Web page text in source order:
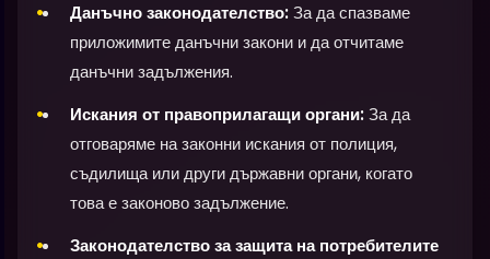
Данъчно законодателство:За да спазваме
приложимите данъчни закони и да отчитаме
данъчни задължения.
Искания от правоприлагащи органи:За да
отговаряме на законни искания от полиция,
съдилища или други държавни органи, когато
това е законово задължение.
Законодателство за защита на потребителите